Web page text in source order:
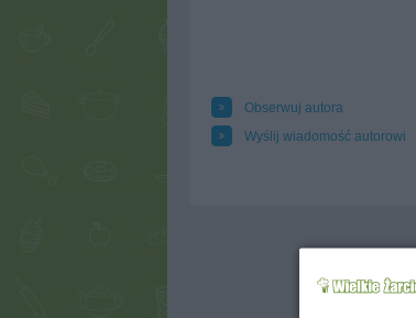
Obserwuj autora
Wyślij wiadomość autorowi